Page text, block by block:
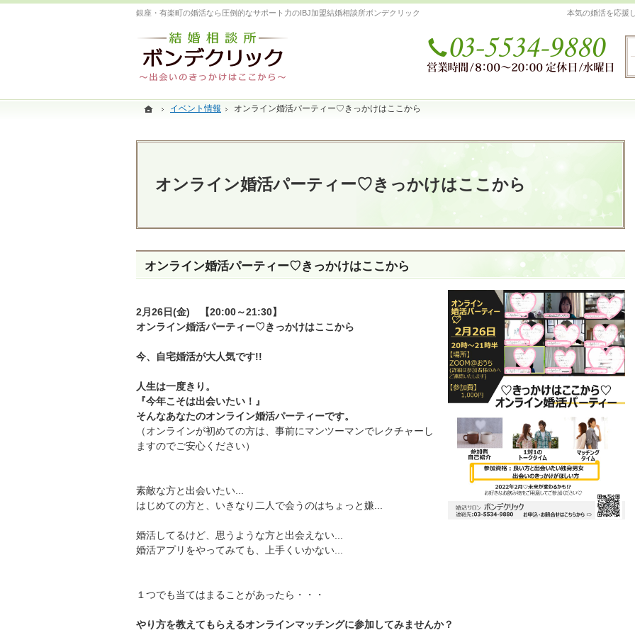
ホーム
イベント情報 オンライン婚活パーティー♡きっかけはここから
オンライン婚活パーティー♡きっかけはここから
本気の婚活を応援
銀座・有楽町の婚活なら圧倒的なサポート力のIBJ加盟結婚相談所ボンデクリック
オンライン婚活パーティー♡きっかけはここから
2月26日(金) 【20:00～21:30】
オンライン婚活パーティー♡きっかけはここから
今、自宅婚活が大人気です!!
人生は一度きり。
『今年こそは出会いたい！』
そんなあなたのオンライン婚活パーティーです。
（オンラインが初めての方は、事前にマンツーマンでレクチャーし
ますのでご安心ください）
素敵な方と出会いたい...
はじめての方と、いきなり二人で会うのはちょっと嫌...
婚活してるけど、思うような方と出会えない...
婚活アプリをやってみても、上手くいかない...
１つでも当てはまることがあったら・・・
やり方を教えてもらえるオンラインマッチングに参加してみませんか？
ホーム
イベント情報 オンライン婚活パーティー♡きっかけはここから